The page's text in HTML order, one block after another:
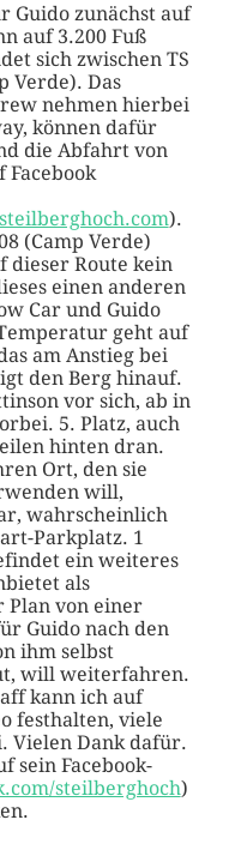
Guido zunächst auf
auf 3.200 Fuß
sich zwischen TS
Verde). Das
nehmen hierbei
können dafür
die Abfahrt von
Facebook
).
(Camp Verde)
dieser Route kein
einen anderen
Car und Guido
geht auf
am Anstieg bei
den Berg hinauf.
vor sich, ab in
5. Platz, auch
hinten dran.
Ort, den sie
will,
wahrscheinlich
Parkplatz. 1
ein weiteres
als
Plan von einer
Guido nach den
ihm selbst
will weiterfahren.
kann ich auf
festhalten, viele
Vielen Dank dafür.
sein Facebook-
steilberghoch)